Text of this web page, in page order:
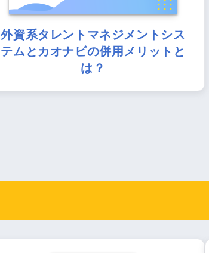
外資系タレントマネジメントシス
テムとカオナビの併用メリットと
は？